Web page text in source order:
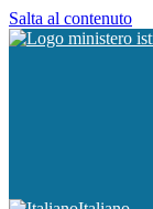
Salta al contenuto